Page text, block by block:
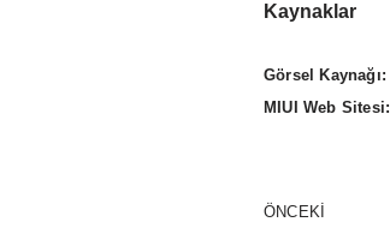
Kaynaklar
Görsel Kaynağı:
MIUI Web Sitesi:
ÖNCEKI